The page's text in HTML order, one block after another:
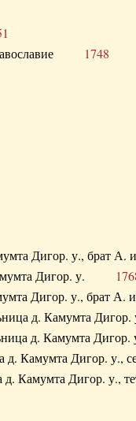
1748
Дигор. у.,
Дигор. у.
Дигор. у.,
д. Камумта
д. Камумта
д. Камумта Дигор.
д. Камумта Дигор.